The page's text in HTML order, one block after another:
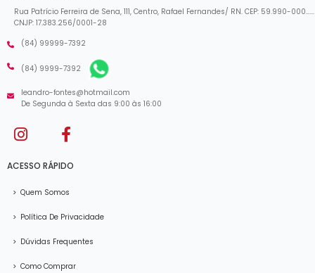
Rua Patrício Ferreira de Sena, 111, Centro, Rafael Fernandes/ RN. CEP: 59.990-000......
CNJP: 17.383.256/0001-28
(84) 99999-7392
(84) 9999-7392
leandro-fontes@hotmail.com
De Segunda à Sexta das 9:00 às 16:00
ACESSO RÁPIDO
> Quem Somos
> Política De Privacidade
> Dúvidas Frequentes
> Como Comprar